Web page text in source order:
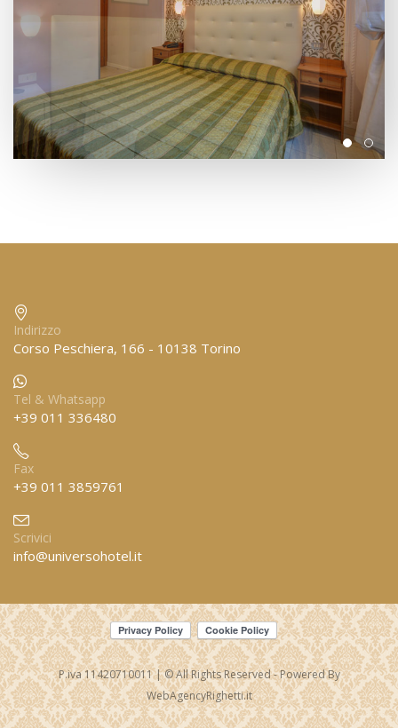
Indirizzo
Corso Peschiera, 166 - 10138 Torino
Tel & Whatsapp
+39 011 336480
Fax
+39 011 3859761
Scrivici
info@universohotel.it
P.iva 11420710011 | © All Rights Reserved - Powered By
WebAgencyRighetti.it